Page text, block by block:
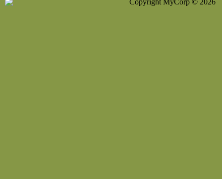
Copyright MyCorp © 2026